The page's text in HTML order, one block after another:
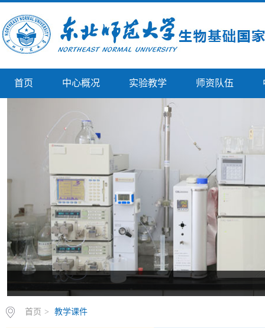
首页 中心概况 实验教学 师资队伍
首页 > 教学课件